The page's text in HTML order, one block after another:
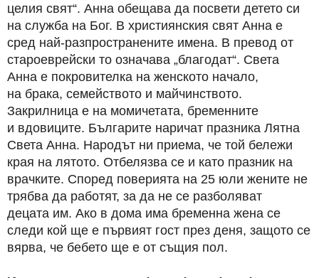
целия свят“. Анна обещава да посвети детето си
на служба на Бог. В християнския свят Анна е
сред най-разпространените имена. В превод от
староеврейски то означава „благодат“. Света
Анна е покровителка на женското начало,
на брака, семейството и майчинството.
Закрилница е на момичетата, бременните
и вдовиците. Българите наричат празника Лятна
Света Анна. Народът ни приема, че той бележи
края на лятото. Отбелязва се и като празник на
врачките. Според поверията на 25 юли жените не
трябва да работят, за да не се разболяват
децата им. Ако в дома има бременна жена се
следи кой ще е първият гост през деня, защото се
вярва, че бебето ще е от същия пол.